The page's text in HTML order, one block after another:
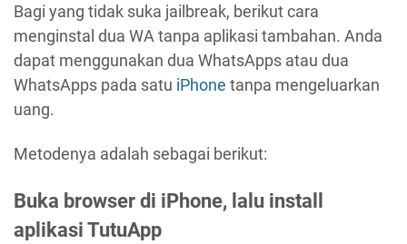
Bagi yang tidak suka jailbreak, berikut cara
menginstal dua WA tanpa aplikasi tambahan. Anda
dapat menggunakan dua WhatsApps atau dua
WhatsApps pada satu iPhone tanpa mengeluarkan
uang.
Metodenya adalah sebagai berikut:
Buka browser di iPhone, lalu install
aplikasi TutuApp